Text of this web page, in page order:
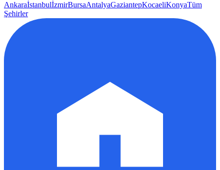
AnkaraİstanbulİzmirBursaAntalyaGaziantepKocaeliKonyaTüm
Şehirler